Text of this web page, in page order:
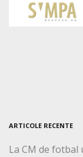
ARTICOLE RECENTE
La CM de fotbal